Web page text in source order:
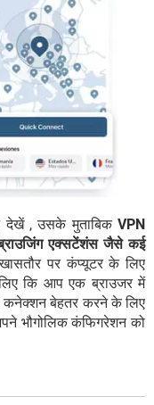
, उसके मुताबिक VPN
ब्राउजिंग एक्सटेंशंस जैसे कई
पर कंप्यूटर के लिए
कि आप एक ब्राउजर में
कनेक्शन बेहतर करने के लिए
भौगोलिक कंफिगरेशन को